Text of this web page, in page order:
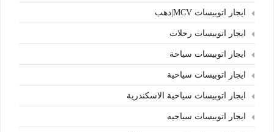
ايجار اتوبيسات MCV|دهب
ايجار اتوبيسات رحلات
ايجار اتوبيسات سياحة
ايجار اتوبيسات سياحية
ايجار اتوبيسات سياحية الاسكندرية
ايجار اتوبيسات سياحيه